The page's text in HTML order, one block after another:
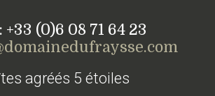
+33 (0)6 08 71 64 23
agréés 5 étoiles